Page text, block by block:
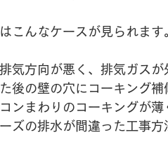
こんなケースが見られます
気方向が悪く、排気ガス
後の壁の穴にコーキング補
ンまわりのコーキングが
ズの排水が間違った工事